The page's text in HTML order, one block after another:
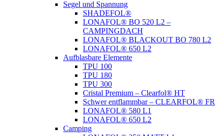
Segel und Spannung
SHADEFOL®
LONAFOL® BO 520 L2 –
CAMPINGDACH
LONAFOL® BLACKOUT BO 780 L2
LONAFOL® 650 L2
Aufblasbare Elemente
TPU 100
TPU 180
TPU 300
Cristal Premium – Clearfol® HT
Schwer entflammbar – CLEARFOL® FR
LONAFOL® 580 L1
LONAFOL® 650 L2
Camping